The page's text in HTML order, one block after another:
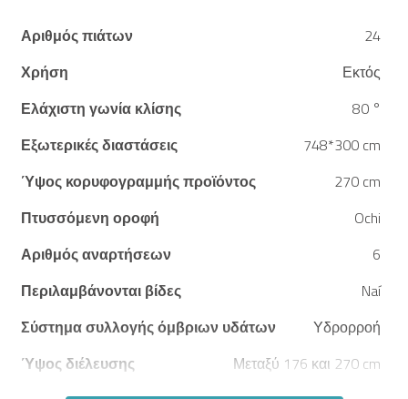
Αριθμός πιάτων
24
Χρήση
Εκτός
Ελάχιστη γωνία κλίσης
80 °
Εξωτερικές διαστάσεις
748*300 cm
Ύψος κορυφογραμμής προϊόντος
270 cm
Πτυσσόμενη οροφή
Ochi
Αριθμός αναρτήσεων
6
Περιλαμβάνονται βίδες
Naí
Σύστημα συλλογής όμβριων υδάτων
Υδρορροή
Ύψος διέλευσης
Μεταξύ 176 και 270 cm